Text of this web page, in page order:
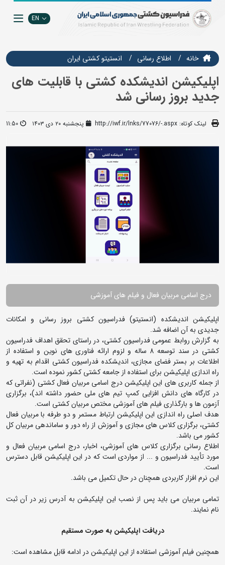
EN
خانه اطلاع رسانی انستيتو كشتي ايران
اپلیکیشن اندیشکده کشتی با قابلیت های
جدید بروز رسانی شد
لینک کوتاه: http://iwf.ir/lnks/77076/-.aspx پنجشنبه ۲۰ دی ۱۴۰۳ 11:50
درج اسامی مربیان فعال و فیلم های آموزشی
اپلیکیشن اندیشکده (انستیتو) فدراسیون کشتی بروز رسانی و امکانات
جدیدی به آن اضافه شد.
به گزارش روابط عمومی فدراسیون کشتی، در راستای تحقق اهداف فدراسیون
کشتی در سند توسعه 8 ساله و لزوم ارائه فناوری های نوین و استفاده از
اطلاعات بر بستر فضای مجازی، اندیشکده فدراسیون کشتی اقدام به تهیه و
راه اندازی اپلیکیشن برای استفاده از جامعه کشتی کشور نموده است.
از جمله کاربری های این اپلیکیشن درج اسامی مربیان فعال کشتی (نفراتی که
در کارگاه های دانش افزایی کمپ تیم های ملی حضور داشته اند)، برگزاری
آزمون ها و بارگذاری فیلم های آموزشی مختص مربیان کشتی است.
هدف اصلی راه اندازی این اپلیکیشن ارتباط مستمر و دو طرفه با مربیان فعال
کشتی، برگزاری کلاس های مجازی و آموزش از راه دور و ساماندهی مربیان کل
کشور می باشد.
اطلاع رسانی برگزاری کلاس های آموزشی، اخبار، درج اسامی مربیان فعال و
مورد تأیید فدراسیون و ... از مواردی است که در این اپلیکیشن قابل دسترس
است.
این نرم افزار کاربردی همچنان در حال تکمیل می باشد.
تمامی مربیان می باید پس از نصب این اپلیکیشن به آدرس زیر در آن ثبت
نام نمایند.
دریافت اپلیکیشن به صورت مستقیم
همچنین فیلم آموزشی استفاده از این اپلیکیشن در ادامه قابل مشاهده است: